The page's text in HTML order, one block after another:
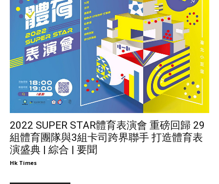
2022 SUPER STAR體育表演會 重磅回歸 29
組體育團隊與3組卡司跨界聯手 打造體育表
演盛典 | 綜合 | 要聞
Hk Times